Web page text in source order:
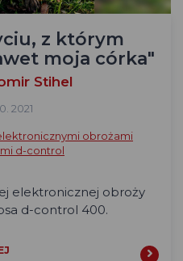
z którym
moja córka"
Stihel
2021
obrożami
d-control
elektronicznej obroży
d-control 400.